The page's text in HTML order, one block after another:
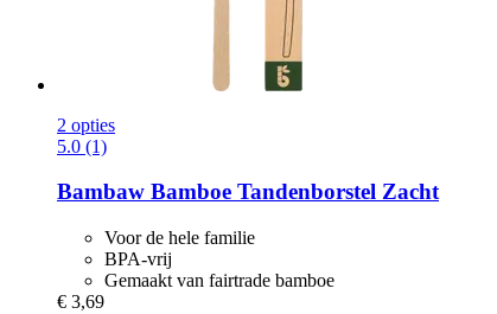
2 opties
5.0 (1)
Bambaw Bamboe Tandenborstel Zacht
Voor de hele familie
BPA-vrij
Gemaakt van fairtrade bamboe
€ 3,69